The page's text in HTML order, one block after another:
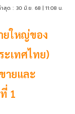
สุด : 30 มิ.ย. 68 | 11:08 น.
ยใหญ่ของ
ะเทศไทย)
ายและ
1